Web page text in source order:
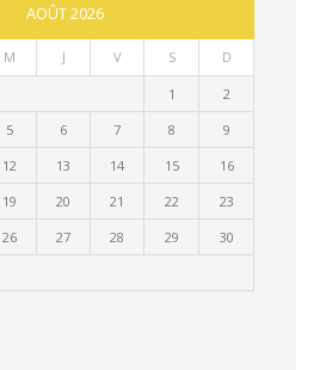
AOÛT 2026
M J V S D
1
2
5 6 7 8
9
12 13 14 15
16
19 20 21 22
23
26 27 28 29
30